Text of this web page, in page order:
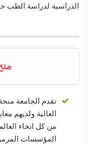
الدراسية لدراسة الطب حوالي 24.000
تقدم الجامعة
العالية ولديهم
من كل انحاء
المؤسسات